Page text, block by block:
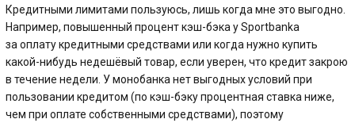
Кредитными лимитами пользуюсь, лишь когда мне это выгодно.
Например, повышенный процент кэш-бэка у Sportbanka
за оплату кредитными средствами или когда нужно купить
какой-нибудь недешёвый товар, если уверен, что кредит закрою
в течение недели. У монобанка нет выгодных условий при
пользовании кредитом (по кэш-бэку процентная ставка ниже,
чем при оплате собственными средствами), поэтому